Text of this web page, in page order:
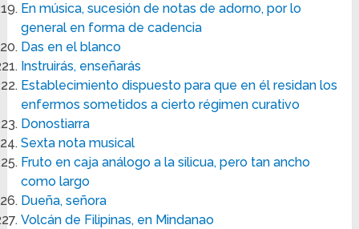
En música, sucesión de notas de adorno, por lo
general en forma de cadencia
Das en el blanco
Instruirás, enseñarás
Establecimiento dispuesto para que en él residan los
enfermos sometidos a cierto régimen curativo
Donostiarra
Sexta nota musical
Fruto en caja análogo a la silicua, pero tan ancho
como largo
Dueña, señora
Volcán de Filipinas, en Mindanao